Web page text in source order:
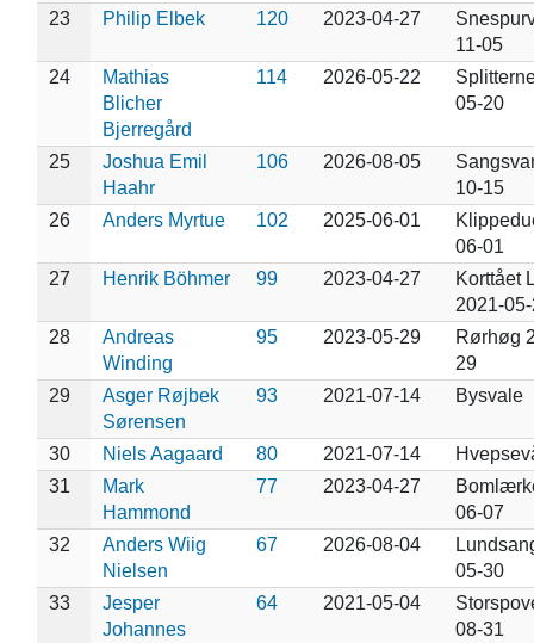
23 Philip Elbek 120 2023-04-27
11-05
24
Mathias
Blicher
Bjerregård
114 2026-05-22
05-20
25
Joshua Emil
Haahr
106 2026-08-05
10-15
26
Anders Myrtue 102 2025-06-01
06-01
27
Henrik Böhmer 99 2023-04-27
Korttået
2021-
28
Andreas
Winding
95 2023-05-29
Rørhøg
29
29
Asger Røjbek
Sørensen
93 2021-07-14 Bysvale
30 Niels Aagaard 80 2021-07-14
31
Mark
Hammond
77 2023-04-27
06-07
32
Anders Wiig
Nielsen
67 2026-08-04
05-30
33
Jesper
Johannes
64 2021-05-04
08-31